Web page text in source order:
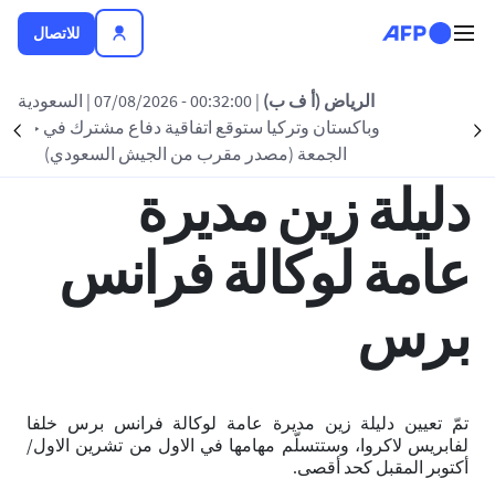
للاتصال
الرياض (أ ف ب) | 00:32:00 - 07/08/2026
| السعودية
وباكستان وتركيا ستوقع اتفاقية دفاع مشترك في جدّة
الجمعة (مصدر مقرب من الجيش السعودي)
العودة الى القائمة
دليلة زين مديرة
عامة لوكالة فرانس
برس
تمّ تعيين دليلة زين مديرة عامة لوكالة فرانس برس خلفا
لفابريس لاكروا، وستتسلّم مهامها في الاول من تشرين الاول/
أكتوبر المقبل كحد أقصى.